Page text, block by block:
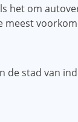
het om
meest
stad van